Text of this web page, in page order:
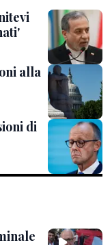
alla
di